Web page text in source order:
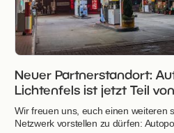
Neuer Partnerstandort:
Lichtenfels ist jetzt Teil
Wir freuen uns, euch einen weiteren
Netzwerk vorstellen zu dürfen: